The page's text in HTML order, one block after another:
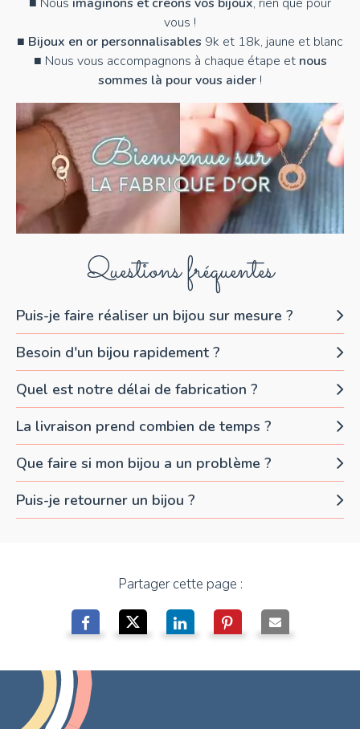
Questions fréquentes
Puis-je faire réaliser un bijou sur mesure ?
Besoin d'un bijou rapidement ?
Quel est notre délai de fabrication ?
La livraison prend combien de temps ?
Que faire si mon bijou a un problème ?
Puis-je retourner un bijou ?
vous !
■ Bijoux en or personnalisables 9k et 18k, jaune et blanc
■ Nous vous accompagnons à chaque étape et nous
sommes là pour vous aider !
Partager cette page :